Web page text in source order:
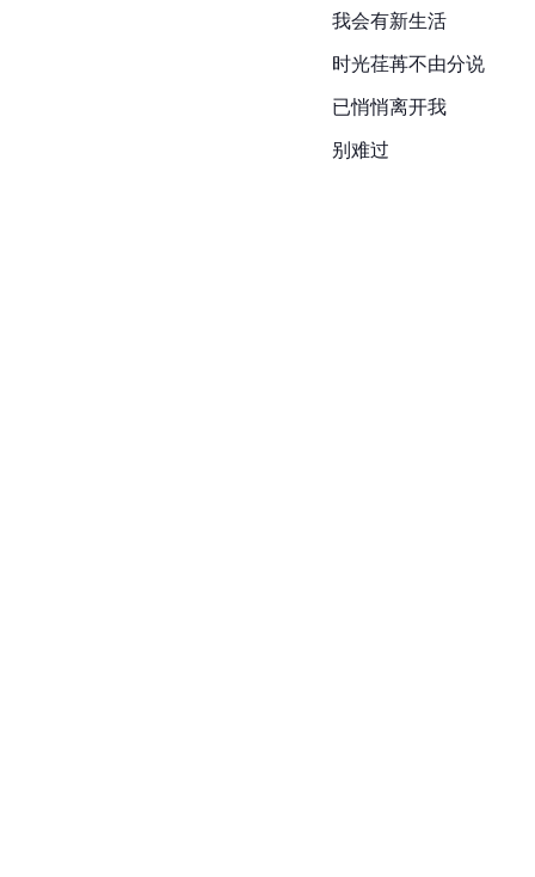
我会有新生活
时光荏苒不由分说
已悄悄离开我
别难过